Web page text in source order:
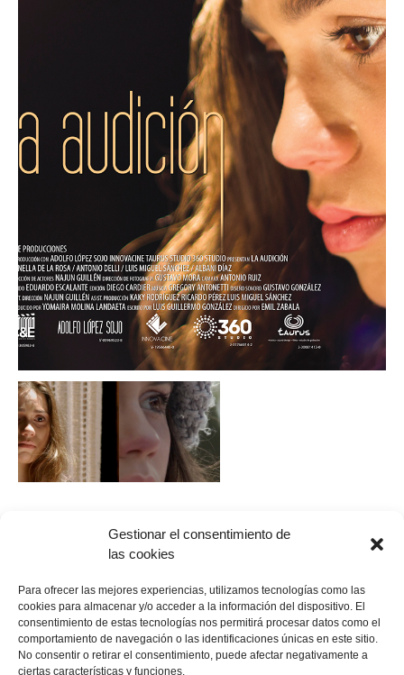
Gestionar el consentimiento de
las cookies
Para ofrecer las mejores experiencias, utilizamos tecnologías como las
cookies para almacenar y/o acceder a la información del dispositivo. El
consentimiento de estas tecnologías nos permitirá procesar datos como el
comportamiento de navegación o las identificaciones únicas en este sitio.
No consentir o retirar el consentimiento, puede afectar negativamente a
ciertas características y funciones.